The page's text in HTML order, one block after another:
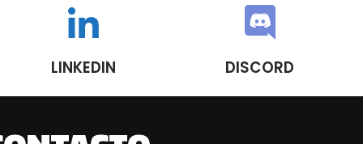
LINKEDIN DISCORD